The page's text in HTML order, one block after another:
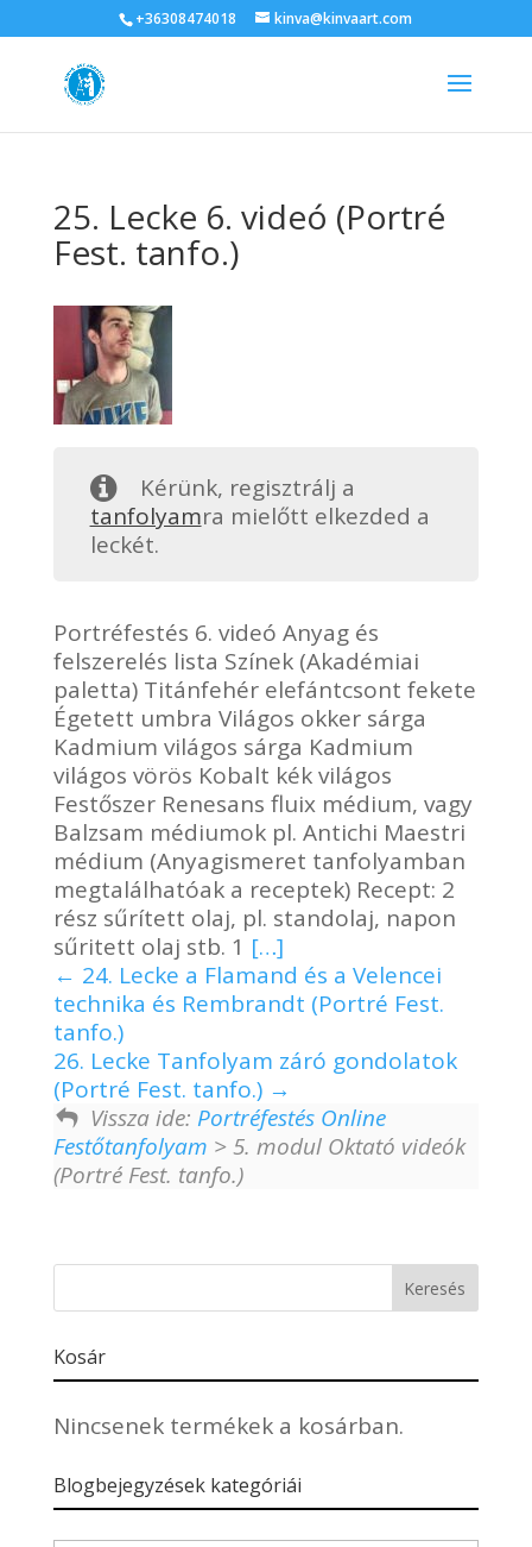
+36308474018 kinva@kinvaart.com
25. Lecke 6. videó (Portré
Fest. tanfo.)
Kérünk, regisztrálj a
tanfolyamra mielőtt elkezded a
leckét.
Portréfestés 6. videó Anyag és
felszerelés lista Színek (Akadémiai
paletta) Titánfehér elefántcsont fekete
Égetett umbra Világos okker sárga
Kadmium világos sárga Kadmium
világos vörös Kobalt kék világos
Festőszer Renesans fluix médium, vagy
Balzsam médiumok pl. Antichi Maestri
médium (Anyagismeret tanfolyamban
megtalálhatóak a receptek) Recept: 2
rész sűrített olaj, pl. standolaj, napon
sűritett olaj stb. 1 […]
24. Lecke a Flamand és a Velencei
technika és Rembrandt (Portré Fest.
tanfo.)
26. Lecke Tanfolyam záró gondolatok
(Portré Fest. tanfo.)
Vissza ide: Portréfestés Online
Festőtanfolyam > 5. modul Oktató videók
(Portré Fest. tanfo.)
Kosár
Nincsenek termékek a kosárban.
Blogbejegyzések kategóriái